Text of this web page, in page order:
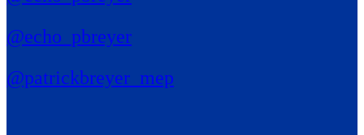
@echo_pbreyer
@patrickbreyer_mep